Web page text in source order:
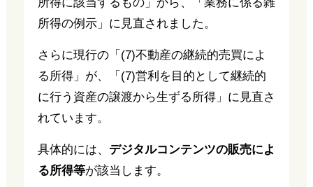
所得の例示」に見直されました。
さらに現行の「(7)不動産の継続的売買によ
る所得」が、「(7)営利を目的として継続的
に行う資産の譲渡から生ずる所得」に見直さ
れています。
具体的には、 デジタルコンテンツの販売によ
る所得等が該当します。